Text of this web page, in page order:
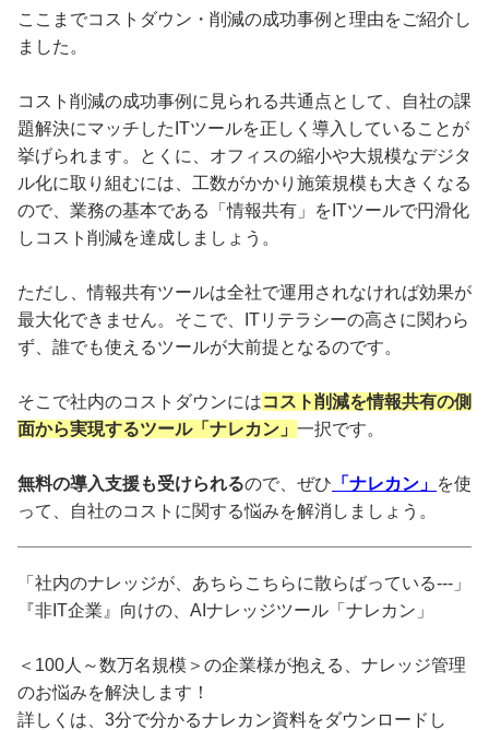
ここまでコストダウン・削減の成功事例と理由をご紹介し
ました。
コスト削減の成功事例に見られる共通点として、自社の課
題解決にマッチしたITツールを正しく導入していることが
挙げられます。とくに、オフィスの縮小や大規模なデジタ
ル化に取り組むには、工数がかかり施策規模も大きくなる
ので、業務の基本である「情報共有」をITツールで円滑化
しコスト削減を達成しましょう。
ただし、情報共有ツールは全社で運用されなければ効果が
最大化できません。そこで、ITリテラシーの高さに関わら
ず、誰でも使えるツールが大前提となるのです。
そこで社内のコストダウンにはコスト削減を情報共有の側
面から実現するツール「ナレカン」 一択です。
無料の導入支援も受けられるので、ぜひ 「ナレカン」 を使
って、自社のコストに関する悩みを解消しましょう。
「社内のナレッジが、あちらこちらに散らばっている---」
『非IT企業』向けの、AIナレッジツール「ナレカン」
＜100人～数万名規模＞の企業様が抱える、ナレッジ管理
のお悩みを解決します！
詳しくは、3分で分かるナレカン資料をダウンロードし